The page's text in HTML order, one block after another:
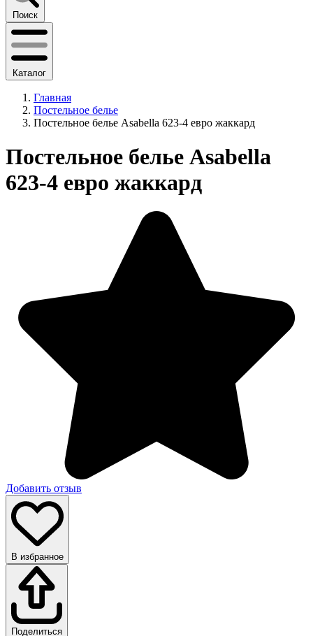
Поиск
Каталог
Главная
Постельное белье
Постельное белье Asabella 623-4 евро жаккард
Постельное белье Asabella
623-4 евро жаккард
Добавить отзыв
В избранное
Поделиться